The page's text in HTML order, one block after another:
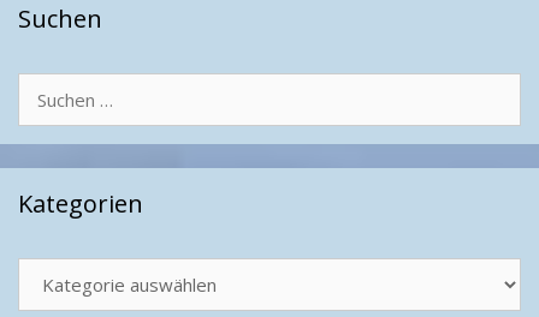
Suchen
nach:
Kategorien